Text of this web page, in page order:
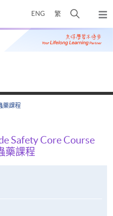
ENG 繁
开
搜
寻
弹
出
主
藥課程
Safety Core Course
藥課程